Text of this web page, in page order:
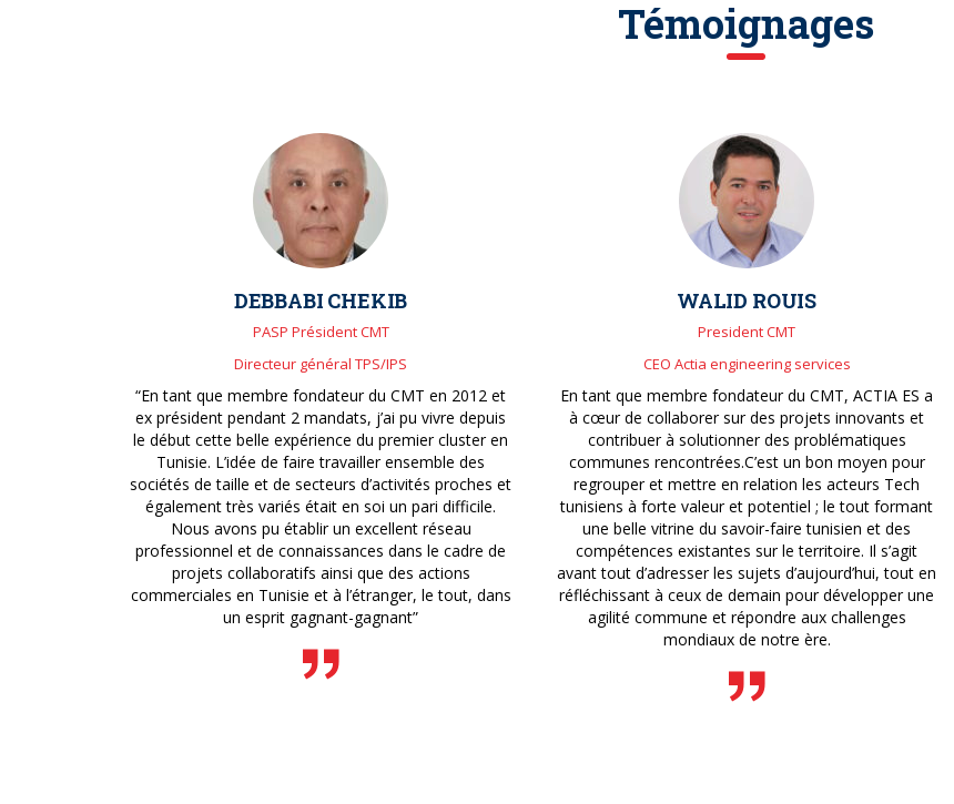
Témoignages
DEBBABI CHEKIB
PASP Président CMT
Directeur général TPS/IPS
“En tant que membre fondateur du CMT en 2012 et
ex président pendant 2 mandats, j’ai pu vivre depuis
le début cette belle expérience du premier cluster en
Tunisie. L’idée de faire travailler ensemble des
sociétés de taille et de secteurs d’activités proches et
également très variés était en soi un pari difficile.
Nous avons pu établir un excellent réseau
professionnel et de connaissances dans le cadre de
projets collaboratifs ainsi que des actions
commerciales en Tunisie et à l’étranger, le tout, dans
un esprit gagnant-gagnant”
WALID ROUIS
President CMT
CEO Actia engineering services
En tant que membre fondateur du CMT, ACTIA ES a
à cœur de collaborer sur des projets innovants et
contribuer à solutionner des problématiques
communes rencontrées.C’est un bon moyen pour
regrouper et mettre en relation les acteurs Tech
tunisiens à forte valeur et potentiel ; le tout formant
une belle vitrine du savoir-faire tunisien et des
compétences existantes sur le territoire. Il s’agit
avant tout d’adresser les sujets d’aujourd’hui, tout en
réfléchissant à ceux de demain pour développer une
agilité commune et répondre aux challenges
mondiaux de notre ère.